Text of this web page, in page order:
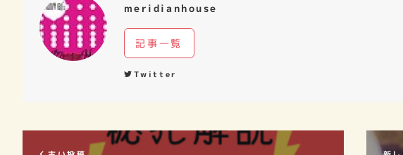
meridianhouse
記事一覧
Twitter